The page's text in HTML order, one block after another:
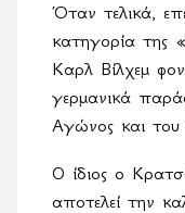
Όταν τελικά,
κατηγορία της
Καρλ Βίλχεμ
γερμανικά
Αγώνος και
Ο ίδιος ο
αποτελεί την